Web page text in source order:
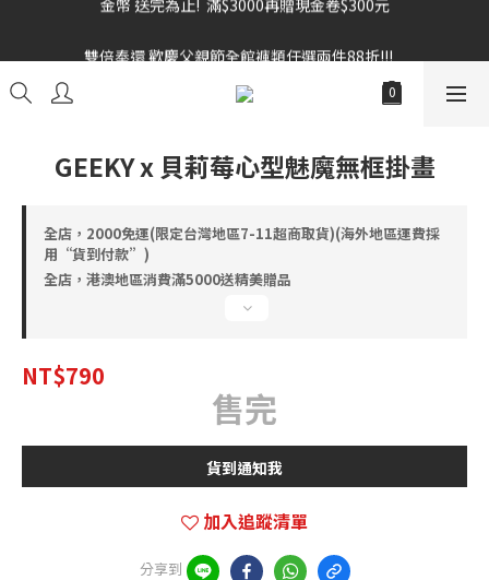
GEEKY x 貝莉莓心型魅魔無框掛畫
全店，2000免運(限定台灣地區7-11超商取貨)(海外地區運費採
用“貨到付款”)
全店，港澳地區消費滿5000送精美贈品
NT$790
售完
貨到通知我
加入追蹤清單
分享到